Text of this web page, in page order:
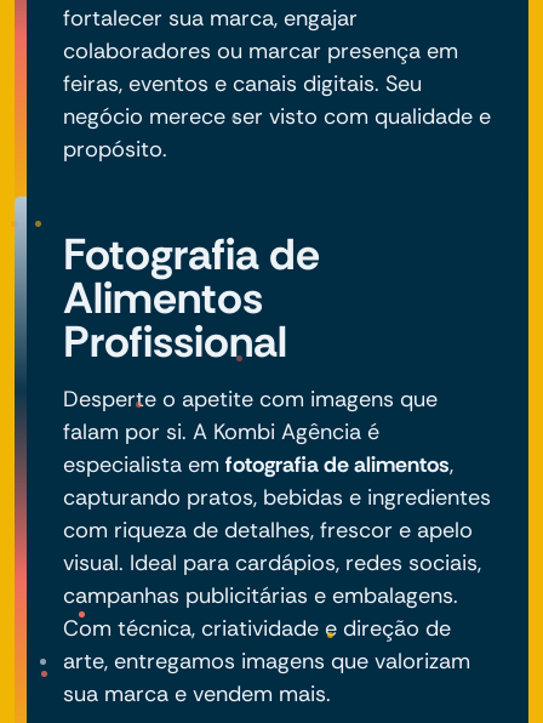
fortalecer sua marca, engajar
colaboradores ou marcar presença em
feiras, eventos e canais digitais. Seu
negócio merece ser visto com qualidade e
propósito.
Fotografia de
Alimentos
Profissional
Desperte o apetite com imagens que
falam por si. A Kombi Agência é
especialista em fotografia de alimentos,
capturando pratos, bebidas e ingredientes
com riqueza de detalhes, frescor e apelo
visual. Ideal para cardápios, redes sociais,
campanhas publicitárias e embalagens.
Com técnica, criatividade e direção de
arte, entregamos imagens que valorizam
sua marca e vendem mais.